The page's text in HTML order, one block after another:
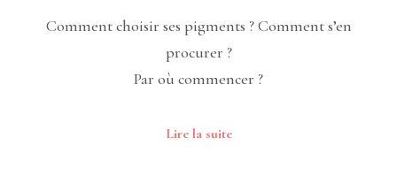
Comment choisir ses pigments ? Comment s’en
procurer ?
Par où commencer ?
Lire la suite